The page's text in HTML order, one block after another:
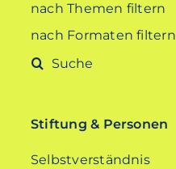
nach Themen filtern
nach Formaten filtern
Suche
Stiftung & Personen
Selbstverständnis